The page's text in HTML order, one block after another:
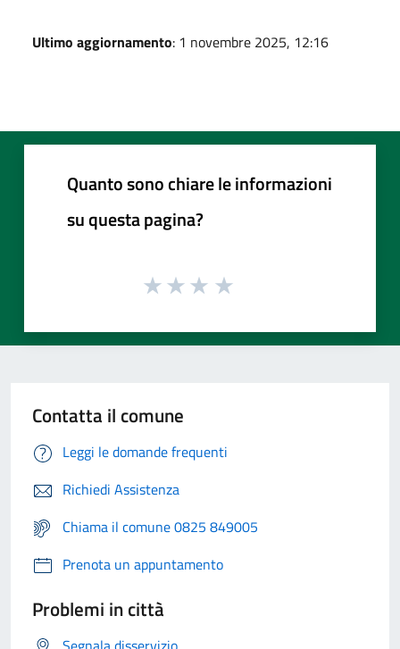
Ultimo aggiornamento: 1 novembre 2025, 12:16
Quanto sono chiare le informazioni
su questa pagina?
Contatta il comune
Leggi le domande frequenti
Richiedi Assistenza
Chiama il comune 0825 849005
Prenota un appuntamento
Problemi in città